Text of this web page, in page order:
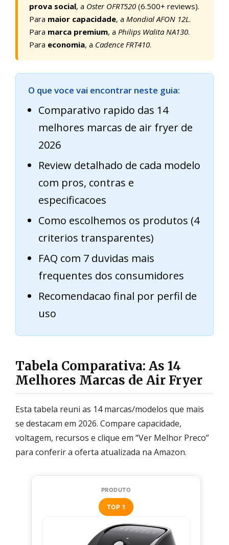
prova social, a Oster OFRT520 (6.500+ reviews).
Para maior capacidade, a Mondial AFON 12L.
Para marca premium, a Philips Walita NA130.
Para economia, a Cadence FRT410.
O que voce vai encontrar neste guia:
Comparativo rapido das 14
melhores marcas de air fryer de
2026
Review detalhado de cada modelo
com pros, contras e
especificacoes
Como escolhemos os produtos (4
criterios transparentes)
FAQ com 7 duvidas mais
frequentes dos consumidores
Recomendacao final por perfil de
uso
Tabela Comparativa: As 14
Melhores Marcas de Air Fryer
Esta tabela reuni as 14 marcas/modelos que mais
se destacam em 2026. Compare capacidade,
voltagem, recursos e clique em “Ver Melhor Preco”
para conferir a oferta atualizada na Amazon.
TOP 1